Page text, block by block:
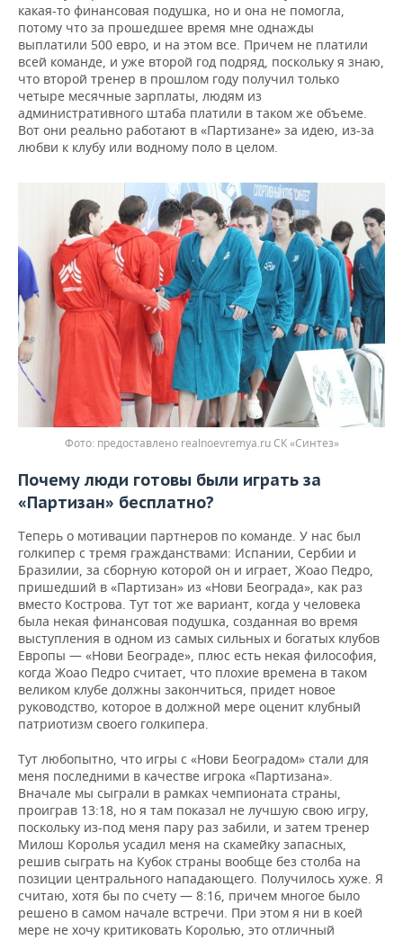
какая-то финансовая подушка, но и она не помогла,
потому что за прошедшее время мне однажды
выплатили 500 евро, и на этом все. Причем не платили
всей команде, и уже второй год подряд, поскольку я знаю,
что второй тренер в прошлом году получил только
четыре месячные зарплаты, людям из
административного штаба платили в таком же объеме.
Вот они реально работают в «Партизане» за идею, из-за
любви к клубу или водному поло в целом.
предоставлено realnoevremya.ru СК «Синтез»
Почему люди готовы были играть за
«Партизан» бесплатно?
Теперь о мотивации партнеров по команде. У нас был
голкипер с тремя гражданствами: Испании, Сербии и
Бразилии, за сборную которой он и играет, Жоао Педро,
пришедший в «Партизан» из «Нови Београда», как раз
вместо Кострова. Тут тот же вариант, когда у человека
была некая финансовая подушка, созданная во время
выступления в одном из самых сильных и богатых клубов
Европы — «Нови Београде», плюс есть некая философия,
когда Жоао Педро считает, что плохие времена в таком
великом клубе должны закончиться, придет новое
руководство, которое в должной мере оценит клубный
патриотизм своего голкипера.
Тут любопытно, что игры с «Нови Београдом» стали для
меня последними в качестве игрока «Партизана».
Вначале мы сыграли в рамках чемпионата страны,
проиграв 13:18, но я там показал не лучшую свою игру,
поскольку из-под меня пару раз забили, и затем тренер
Милош Королья усадил меня на скамейку запасных,
решив сыграть на Кубок страны вообще без столба на
позиции центрального нападающего. Получилось хуже. Я
считаю, хотя бы по счету — 8:16, причем многое было
решено в самом начале встречи. При этом я ни в коей
мере не хочу критиковать Королью, это отличный